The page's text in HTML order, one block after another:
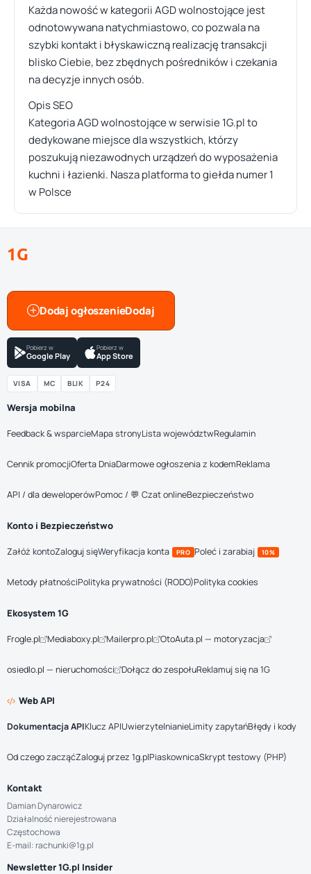
Każda nowość w kategorii AGD wolnostojące jest
odnotowywana natychmiastowo, co pozwala na
szybki kontakt i błyskawiczną realizację transakcji
blisko Ciebie, bez zbędnych pośredników i czekania
na decyzje innych osób.
Opis SEO
Kategoria AGD wolnostojące w serwisie 1G.pl to
dedykowane miejsce dla wszystkich, którzy
poszukują niezawodnych urządzeń do wyposażenia
kuchni i łazienki. Nasza platforma to giełda numer 1
w Polsce
1G
Dodaj ogłoszenie
Pobierz w
Google Play
Pobierz w
App Store
VISA MC BLIK P24
Wersja mobilna
Feedback & wsparcieMapa stronyLista województwRegulamin
Cennik promocjiOferta DniaDarmowe ogłoszenia z kodemReklama
API / dla deweloperówPomoc / 💬 Czat onlineBezpieczeństwo
Konto i Bezpieczeństwo
Załóż kontoZaloguj sięWeryfikacja konta PRO Poleć i zarabiaj 10%
Metody płatnościPolityka prywatności (RODO)Polityka cookies
Ekosystem 1G
Frogle.pl Mediaboxy.pl Mailerpro.pl OtoAuta.pl — motoryzacja
osiedlo.pl — nieruchomości Dołącz do zespołuReklamuj się na 1G
Web API
Dokumentacja APIKlucz APIUwierzytelnianieLimity zapytańBłędy i kody
Od czego zacząćZaloguj przez 1g.plPiaskownicaSkrypt testowy (PHP)
Kontakt
Damian Dynarowicz
Działalność nierejestrowana
Częstochowa
E-mail: rachunki@1g.pl
Newsletter 1G.pl Insider